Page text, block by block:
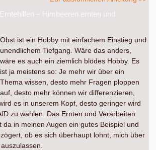
– Himbeeren ernten und
Obst ist ein Hobby mit einfachem Einstieg und
unendlichem Tiefgang. Wäre das anders,
wäre es auch ein ziemlich blödes Hobby. Es
ist ja meistens so: Je mehr wir über ein
Thema wissen, desto mehr Fragen ploppen
auf, desto mehr können wir differenzieren,
es in unserem Kopf, desto geringer wird
zu wählen. Das Ernten und Verarbeiten
da in meinen Augen ein gutes Beispiel und
ob es sich überhaupt lohnt, mich über